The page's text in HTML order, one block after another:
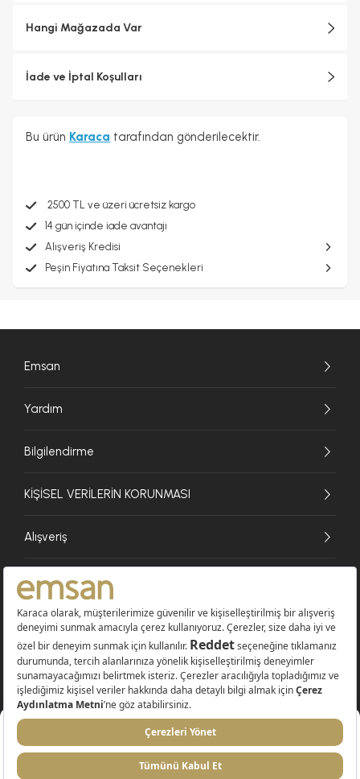
399,99 TL
Sepete Ekle
Hangi Mağazada Var
İade ve İptal Koşulları
Bu ürün Karaca tarafından gönderilecektir.
2500 TL ve üzeri ücretsiz kargo
14 gün içinde iade avantajı
Alışveriş Kredisi
Peşin Fiyatına Taksit Seçenekleri
Emsan
Yardım
Bilgilendirme
KİŞİSEL VERİLERİN KORUNMASI
Alışveriş
© 2026 EMSAN A.Ş. Tüm Hakları Saklıdır